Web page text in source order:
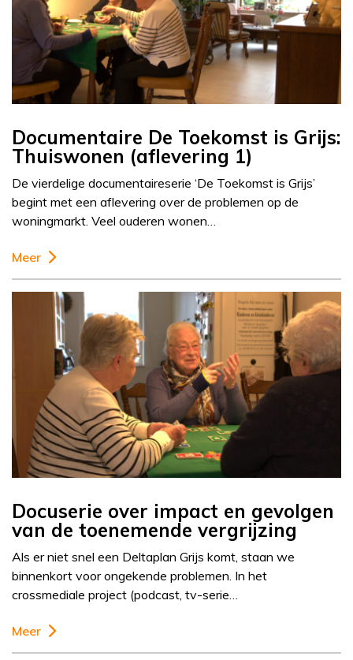
Documentaire De Toekomst is Grijs:
Thuiswonen (aflevering 1)
De vierdelige documentaireserie ‘De Toekomst is Grijs’
begint met een aflevering over de problemen op de
woningmarkt. Veel ouderen wonen…
Meer
Docuserie over impact en gevolgen
van de toenemende vergrijzing
Als er niet snel een Deltaplan Grijs komt, staan we
binnenkort voor ongekende problemen. In het
crossmediale project (podcast, tv-serie…
Meer